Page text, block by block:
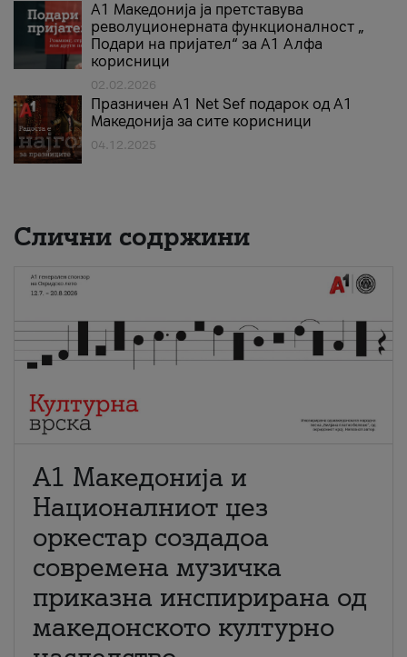
А1 Македонија ја претставува
револуционерната функционалност „
Подари на пријател“ за А1 Алфа
корисници
02.02.2026
Празничен A1 Net Sеf подарок од А1
Македонија за сите корисници
04.12.2025
Слични содржини
А1 Македонија и
Националниот џез
оркестар создадоа
современа музичка
приказна инспирирана од
македонското културно